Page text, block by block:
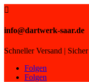

info@dartwerk-saar.de
Schneller Versand |
Folgen
Folgen